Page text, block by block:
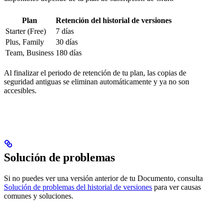
Plan
Retención del historial de versiones
Starter (Free)
7 días
Plus, Family
30 días
Team, Business 180 días
Al finalizar el periodo de retención de tu plan, las copias de
seguridad antiguas se eliminan automáticamente y ya no son
accesibles.
Solución de problemas
Si no puedes ver una versión anterior de tu Documento, consulta
Solución de problemas del historial de versiones para ver causas
comunes y soluciones.